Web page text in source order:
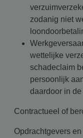
zodanig niet
wettelijke
schadeclaim
persoonlijk
daardoor in
Contractueel of
Opdrachtgevers